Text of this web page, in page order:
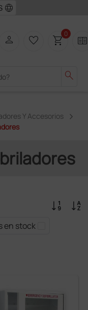
language
search
person favorite_border shopping_cart0 two_pager
Y Accesorios
en stock